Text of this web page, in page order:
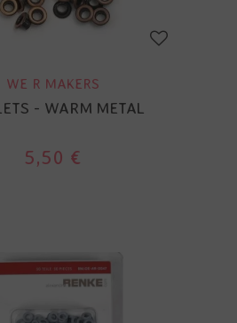
WE R MAKERS
- WARM METAL
5,50 €